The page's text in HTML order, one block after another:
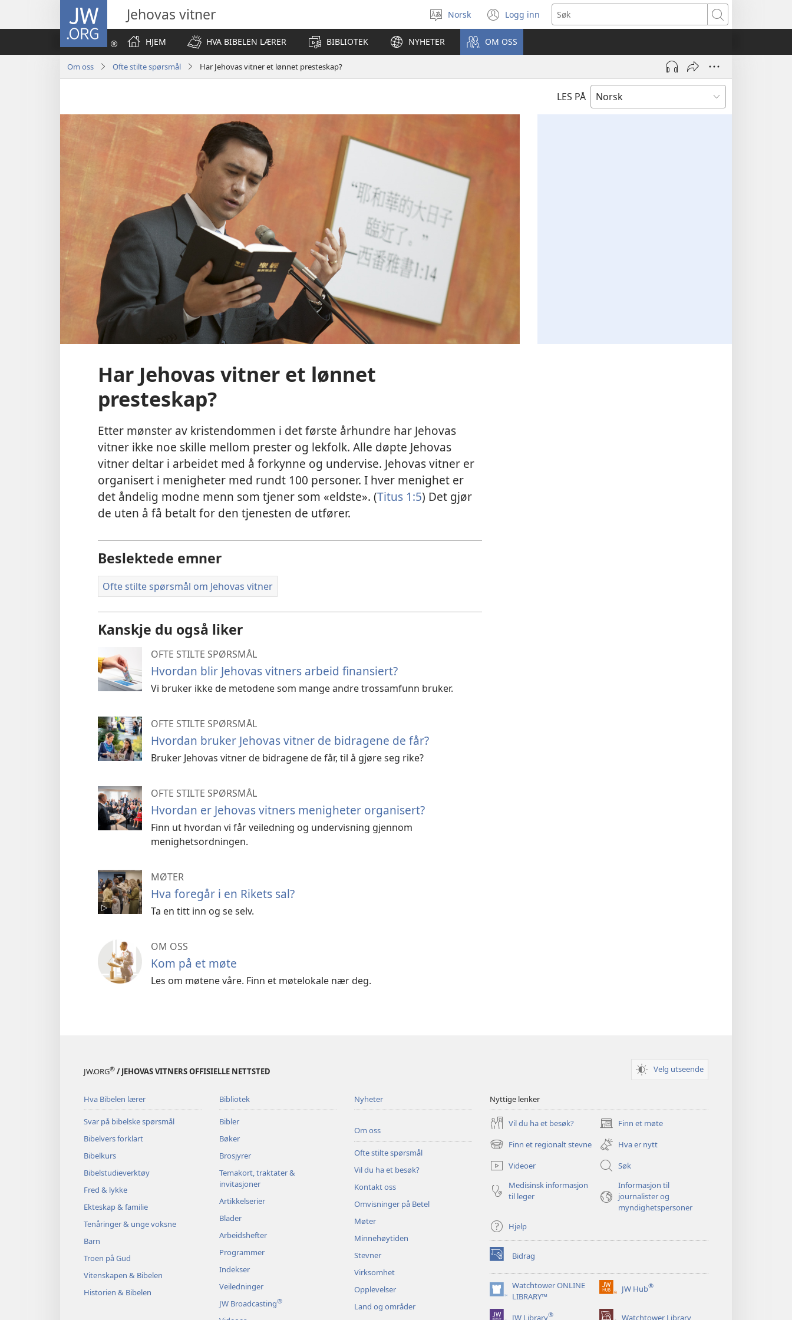
JW.ORG Jehovas vitner
Velg
språk
Norsk Logg inn
(åpner
nytt
vindu)
Søk
HJEM
HVA BIBELEN LÆRER BIBLIOTEK NYHETER OM OSS
Om oss Ofte stilte spørsmål Har Jehovas vitner et lønnet presteskap?
LES PÅ
Har Jehovas vitner et lønnet
presteskap?
Etter mønster av kristendommen i det første århundre har Jehovas
vitner ikke noe skille mellom prester og lekfolk. Alle døpte Jehovas
vitner deltar i arbeidet med å forkynne og undervise. Jehovas vitner er
organisert i menigheter med rundt 100 personer. I hver menighet er
det åndelig modne menn som tjener som «eldste». (Titus 1:5) Det gjør
de uten å få betalt for den tjenesten de utfører.
Beslektede emner
Ofte stilte spørsmål om Jehovas vitner
Kanskje du også liker
OFTE STILTE SPØRSMÅL
Hvordan blir Jehovas vitners arbeid finansiert?
Vi bruker ikke de metodene som mange andre trossamfunn bruker.
OFTE STILTE SPØRSMÅL
Hvordan bruker Jehovas vitner de bidragene de får?
Bruker Jehovas vitner de bidragene de får, til å gjøre seg rike?
OFTE STILTE SPØRSMÅL
Hvordan er Jehovas vitners menigheter organisert?
Finn ut hvordan vi får veiledning og undervisning gjennom
menighetsordningen.
MØTER
Hva foregår i en Rikets sal?
Ta en titt inn og se selv.
OM OSS
Kom på et møte
Les om møtene våre. Finn et møtelokale nær deg.
JW.ORG® / JEHOVAS VITNERS OFFISIELLE NETTSTED Velg utseende
Hva Bibelen lærer
Svar på bibelske spørsmål
Bibelvers forklart
Bibelkurs
Bibelstudieverktøy
Fred & lykke
Ekteskap & familie
Tenåringer & unge voksne
Barn
Troen på Gud
Vitenskapen & Bibelen
Historien & Bibelen
Bibliotek
Bibler
Bøker
Brosjyrer
Temakort, traktater &
invitasjoner
Artikkelserier
Blader
Arbeidshefter
Programmer
Indekser
Veiledninger
JW Broadcasting®
Nyheter
Om oss
Ofte stilte spørsmål
Vil du ha et besøk?
Kontakt oss
Omvisninger på Betel
Møter
Minnehøytiden
Stevner
Virksomhet
Opplevelser
Land og områder
Nyttige lenker
Vil du ha et besøk? Finn et møte
(åpner
nytt
vindu)
Finn et regionalt stevne
(åpner
nytt
vindu)
Hva er nytt
Videoer
Søk
Medisinsk informasjon
til leger
Informasjon til
journalister og
myndighetspersoner
Hjelp
Bidrag
(åpner
nytt
vindu) Watchtower ONLINE
LIBRARY™
(åpner
nytt
JW Hub®
(åpner
vindu)
JW Library® Watchtower Library